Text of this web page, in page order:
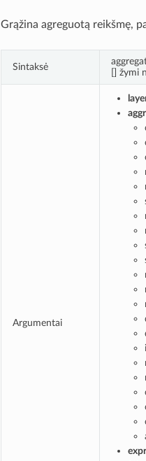
Grąžina agreguotą reikšmę,
Sintaksė
[] žymi
Argumentai